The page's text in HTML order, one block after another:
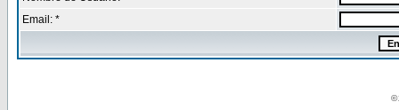
Email: *
©